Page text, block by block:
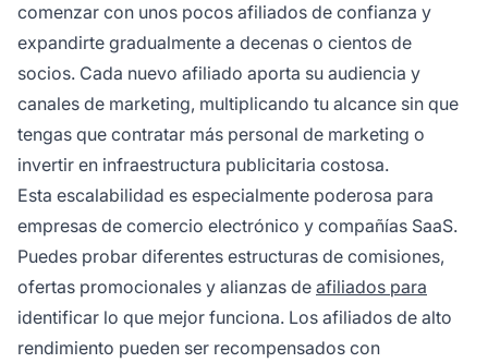
comenzar con unos pocos afiliados de confianza y
expandirte gradualmente a decenas o cientos de
socios. Cada nuevo afiliado aporta su audiencia y
canales de marketing, multiplicando tu alcance sin que
tengas que contratar más personal de marketing o
invertir en infraestructura publicitaria costosa.
Esta escalabilidad es especialmente poderosa para
empresas de comercio electrónico y compañías SaaS.
Puedes probar diferentes estructuras de comisiones,
ofertas promocionales y alianzas de afiliados para
identificar lo que mejor funciona. Los afiliados de alto
rendimiento pueden ser recompensados con